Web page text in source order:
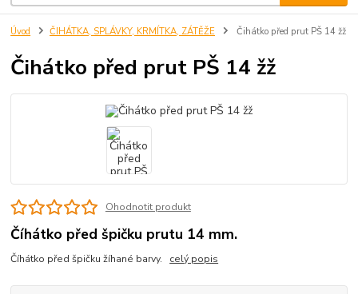
Úvod ČIHÁTKA, SPLÁVKY, KRMÍTKA, ZÁTĚŽE Čihátko před prut PŠ 14 žž
Čihátko před prut PŠ 14 žž
Ohodnotit produkt
Číhátko před špičku prutu 14 mm.
Číhátko před špičku žíhané barvy. celý popis